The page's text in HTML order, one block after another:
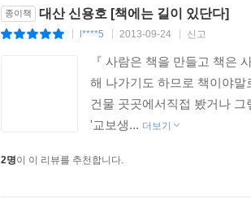
종이책 대산 신용호 [책에는 길이 있단다]
l****5 2013-09-24 신고
『 사람은 책을 만들고 책은
해 나가기도 하므로 책이야
건물 곳곳에서직접 봤거나
'교보생... 더보기
2명이 이 리뷰를 추천합니다.